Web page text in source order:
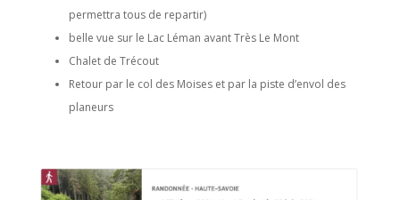
permettra tous de repartir)
belle vue sur le Lac Léman avant Très Le Mont
Chalet de Trécout
Retour par le col des Moises et par la piste d’envol des
planeurs